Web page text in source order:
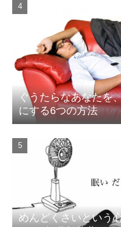
ぐうたらなあなたを
にする6つの方法
めんどくさいという